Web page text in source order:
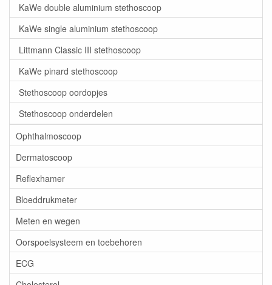
KaWe double aluminium stethoscoop
KaWe single aluminium stethoscoop
Littmann Classic III stethoscoop
KaWe pinard stethoscoop
Stethoscoop oordopjes
Stethoscoop onderdelen
Ophthalmoscoop
Dermatoscoop
Reflexhamer
Bloeddrukmeter
Meten en wegen
Oorspoelsysteem en toebehoren
ECG